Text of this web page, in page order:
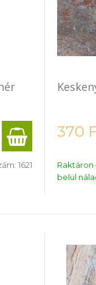
1621
370
Raktáron
belül